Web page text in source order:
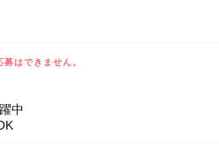
はできません。
中